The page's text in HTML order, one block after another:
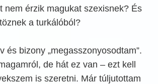
nem érzik magukat szexisnek? És
a turkálóból?
és bizony „megasszonyosodtam”.
de hát ez van – ezt kell
is szeretni. Már túljutottam